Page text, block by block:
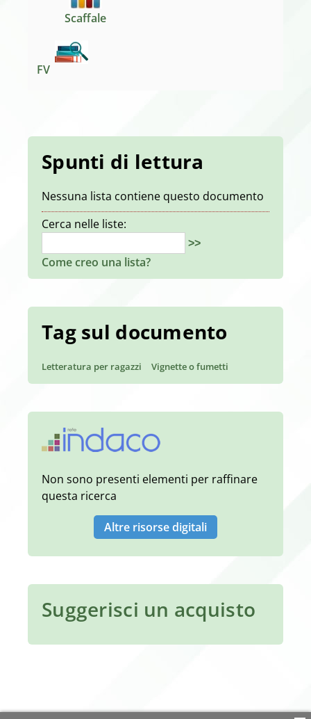
Scaffale
FV
Spunti di lettura
Nessuna lista contiene questo documento
Cerca nelle liste:
>>
Come creo una lista?
Tag sul documento
Letteratura per ragazzi Vignette o fumetti
Non sono presenti elementi per raffinare
questa ricerca
Altre risorse digitali
Suggerisci un acquisto